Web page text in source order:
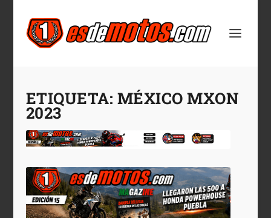
ETIQUETA: MÉXICO MXON
2023